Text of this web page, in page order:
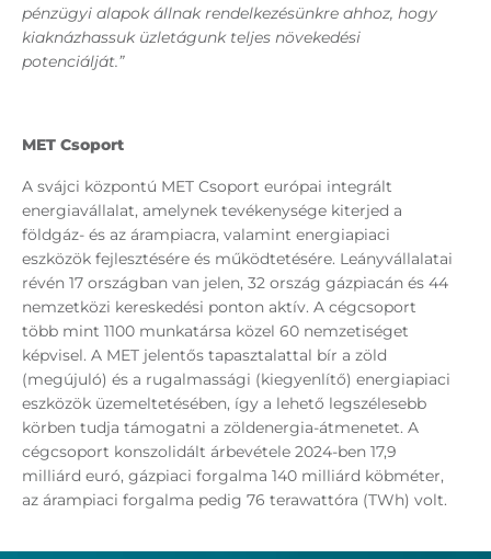
pénzügyi alapok állnak rendelkezésünkre ahhoz, hogy
kiaknázhassuk üzletágunk teljes növekedési
potenciálját.”
MET Csoport
A svájci központú MET Csoport európai integrált
energiavállalat, amelynek tevékenysége kiterjed a
földgáz- és az árampiacra, valamint energiapiaci
eszközök fejlesztésére és működtetésére. Leányvállalatai
révén 17 országban van jelen, 32 ország gázpiacán és 44
nemzetközi kereskedési ponton aktív. A cégcsoport
több mint 1100 munkatársa közel 60 nemzetiséget
képvisel. A MET jelentős tapasztalattal bír a zöld
(megújuló) és a rugalmassági (kiegyenlítő) energiapiaci
eszközök üzemeltetésében, így a lehető legszélesebb
körben tudja támogatni a zöldenergia-átmenetet. A
cégcsoport konszolidált árbevétele 2024-ben 17,9
milliárd euró, gázpiaci forgalma 140 milliárd köbméter,
az árampiaci forgalma pedig 76 terawattóra (TWh) volt.